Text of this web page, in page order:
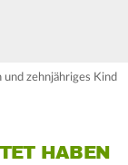
und zehnjähriges Kind
HABEN